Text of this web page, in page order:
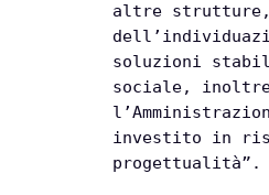
altre strutture,
soluzioni
sociale,
investito in
progettualità”.